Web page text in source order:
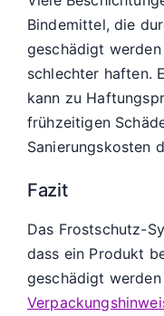
Bindemittel, die
geschädigt
schlechter haften.
kann zu
frühzeitigen
Sanierungskosten
Fazit
Das Frostschutz-
dass ein Produkt
geschädigt werden